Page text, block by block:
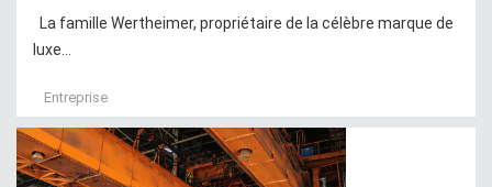
La famille Wertheimer, propriétaire de la célèbre marque de
luxe...
Entreprise